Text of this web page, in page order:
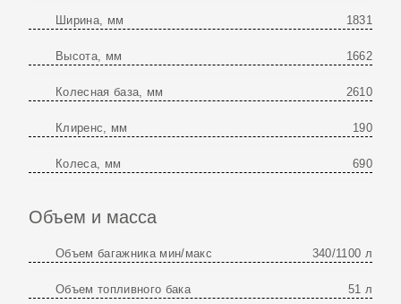
Ширина, мм 1831
Высота, мм 1662
Колесная база, мм 2610
Клиренс, мм 190
Колеса, мм 690
Объем и масса
Объем багажника мин/макс 340/1100 л
Объем топливного бака 51 л